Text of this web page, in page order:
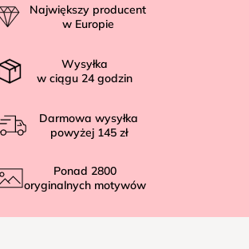
Największy producent
w Europie
Wysyłka
w ciągu 24 godzin
Darmowa wysyłka
powyżej 145 zł
Ponad 2800
oryginalnych motywów